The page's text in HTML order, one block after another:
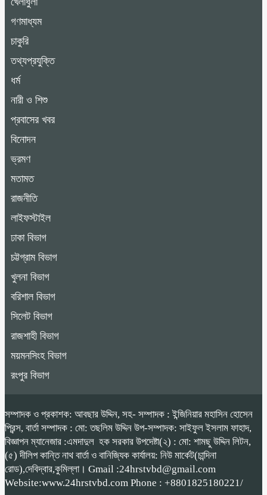
গণমাধ্যম
চাকুরি
তথ্যপ্রযুক্তি
ধর্ম
নারী ও শিশু
প্রবাসের খবর
বিনোদন
ভ্রমণ
মতামত
রাজনীতি
লাইফস্টাইল
ঢাকা বিভাগ
চট্টগ্রাম বিভাগ
খুলনা বিভাগ
বরিশাল বিভাগ
সিলেট বিভাগ
রাজশাহী বিভাগ
ময়মনসিংহ বিভাগ
রংপুর বিভাগ
সম্পাদক ও প্রকাশক: আবছার উদ্দিন, সহ- সম্পাদক : ইন্জিনিয়ার মহাসিন হোসেন
প্রিন্স, বার্তা সম্পাদক : মো: তছলিম উদ্দিন উপ-সম্পাদক: সাইফুল ইসলাম ফাহাদ,
বিজ্ঞাপন ম্যানেজার :এমদাদুল হক সরকার উপদেষ্টা(২) : মো: শামছু উদ্দিন লিটন,
(৫) দীলিপ কান্তি নাথ বার্তা ও বানিজ্যিক কার্যালয়: নিউ মার্কেট(চান্দিনা
রোড),দেবিদ্বার,কুমিল্লা। Gmail :24hrstvbd@gmail.com
Website:www.24hrstvbd.com Phone : +8801825180221/